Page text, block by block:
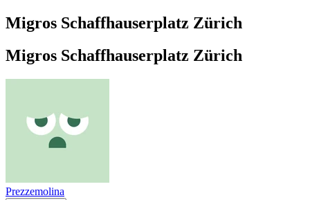
Migros Schaffhauserplatz Zürich
Migros Schaffhauserplatz Zürich
Prezzemolina